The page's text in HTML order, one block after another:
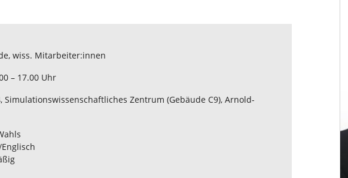
wiss. Mitarbeiter:innen
– 17.00 Uhr
Simulationswissenschaftliches Zentrum (Gebäude C9), Arnold-